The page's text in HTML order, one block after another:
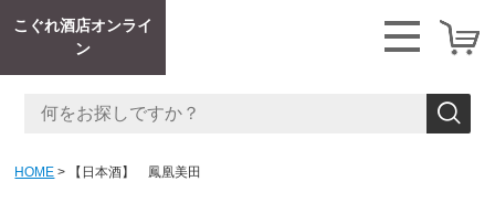
こぐれ酒店オンライ
ン
HOME 【日本酒】 鳳凰美田